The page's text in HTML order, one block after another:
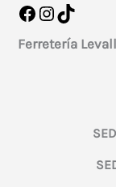
Facebook
TikTok
Ferretería